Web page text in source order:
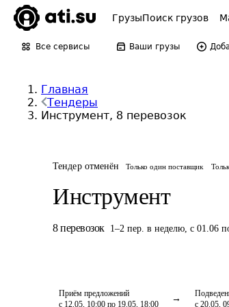
ГрузыПоиск грузов
Все сервисы Ваши грузы
Главная
Тендеры
Инструмент, 8 перевозок
Тендер отменён Только один поставщик
Инструмент
8 перевозок 1–2 пер. в неделю, с 01.06
Приём предложений
с 12.05, 10:00 по 19.05, 18:00
с 20.05,